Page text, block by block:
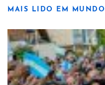
MAIS LIDO EM MUNDO